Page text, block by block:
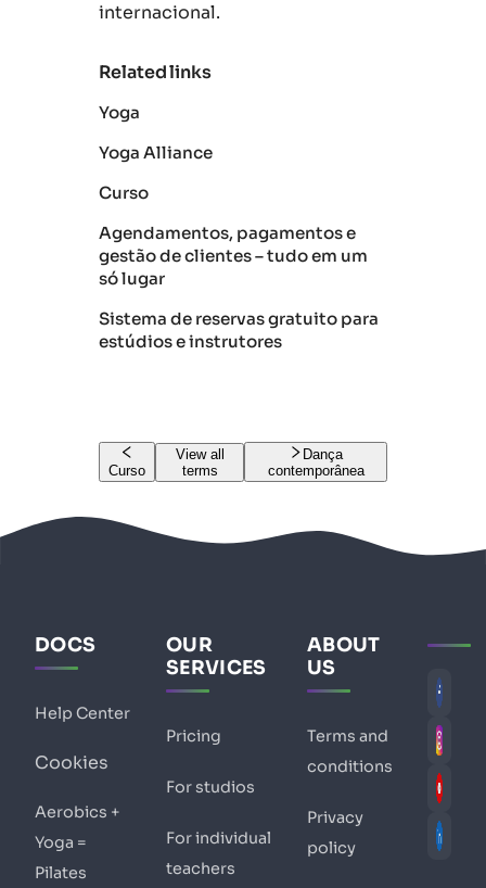
internacional.
Related links
Yoga
Yoga Alliance
Curso
Agendamentos, pagamentos e
gestão de clientes – tudo em um
só lugar
Sistema de reservas gratuito para
estúdios e instrutores
Curso
View all
terms
Dança
contemporânea
DOCS
Help Center
Cookies
Aerobics +
Yoga =
Pilates
OUR
SERVICES
Pricing
For studios
For individual
teachers
ABOUT
US
Terms and
conditions
Privacy
policy